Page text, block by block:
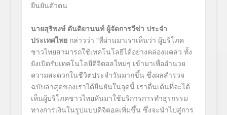
ยืนยันตัวตน
นายสุริพงษ์ ตันติยานนท์ ผู้จัดการวีซ่า ประจำ
ประเทศไทย กล่าวว่า “ที่ผ่านมาเราเห็นว่า ผู้บริโภค
ชาวไทยสามารถใช้เทคโนโลยีได้อย่างคล่องแคล่ว ทั้ง
ยังเปิดรับเทคโนโลยีดิจิตอลใหม่ๆ เข้ามาเพื่ออำนวย
ความสะดวกในชีวิตประจำวันมากขึ้น ซึ่งผลสำรวจ
ฉบับล่าสุดของเราได้ยืนยันในจุดนี้ เราตื่นเต้นที่จะได้
เห็นผู้บริโภคชาวไทยหันมาใช้บริการการทำธุรกรรม
ทางการเงินในรูปแบบดิจิตอลเพิ่มขึ้น ซึ่งจะนำไปสู่การ